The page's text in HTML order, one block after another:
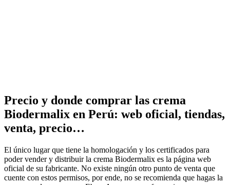
Precio y donde comprar las crema
Biodermalix en Perú: web oficial, tiendas,
venta, precio…
El único lugar que tiene la homologación y los certificados para
poder vender y distribuir la crema Biodermalix es la página web
oficial de su fabricante. No existe ningún otro punto de venta que
cuente con estos permisos, por ende, no se recomienda que hagas la